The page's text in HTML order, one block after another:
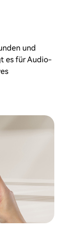
und
es für Audio-